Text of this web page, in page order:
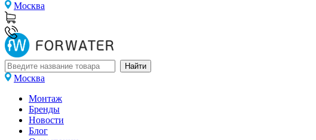
Москва
Москва
Монтаж
Бренды
Новости
Блог